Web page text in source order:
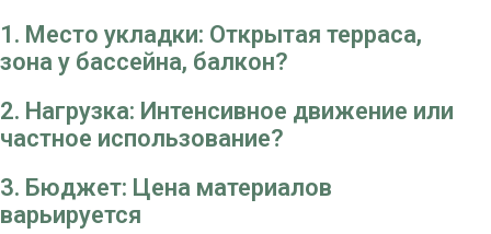
1. Место укладки: Открытая терраса,
зона у бассейна, балкон?
2. Нагрузка: Интенсивное движение или
частное использование?
3. Бюджет: Цена материалов
варьируется